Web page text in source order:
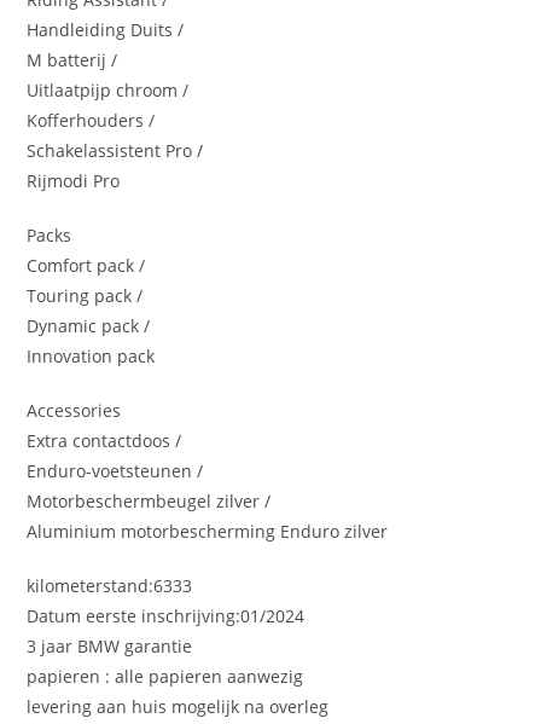
Handleiding Duits /
M batterij /
Uitlaatpijp chroom /
Kofferhouders /
Schakelassistent Pro /
Rijmodi Pro
Packs
Comfort pack /
Touring pack /
Dynamic pack /
Innovation pack
Accessories
Extra contactdoos /
Enduro-voetsteunen /
Motorbeschermbeugel zilver /
Aluminium motorbescherming Enduro zilver
kilometerstand:6333
Datum eerste inschrijving:01/2024
3 jaar BMW garantie
papieren : alle papieren aanwezig
levering aan huis mogelijk na overleg